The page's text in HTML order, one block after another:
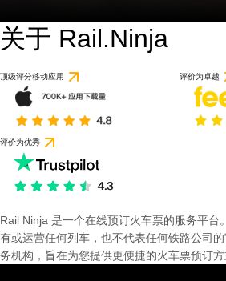
关于 Rail.Ninja
顶级评分移动应用 评价为卓越
评价为优秀
Rail Ninja 是一个在线预订火车票的服务平台
有或运营任何列车，也不代表任何铁路公司
务机构，旨在为您提供更便捷的火车票预订方